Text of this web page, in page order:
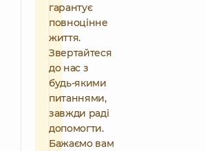
гарантує
повноцінне
життя.
Звертайтеся
до нас з
будь-якими
питаннями,
завжди раді
допомогти.
Бажаємо вам